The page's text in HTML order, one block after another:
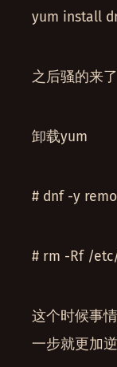
yum install
之后骚的来了
卸载yum
# dnf -y
# rm -Rf /
这个时候事
一步就更加